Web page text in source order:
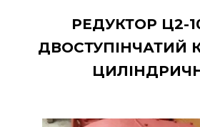
РЕДУКТОР Ц2-
ДВОСТУПІНЧАТИЙ